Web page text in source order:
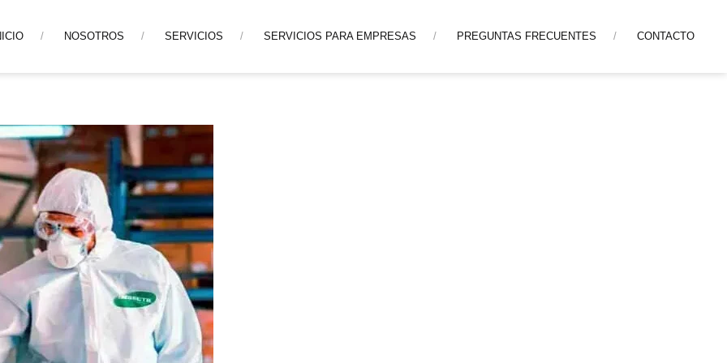
NOSOTROS SERVICIOS SERVICIOS PARA EMPRESAS PREGUNTAS FRECUENTES CONTACTO